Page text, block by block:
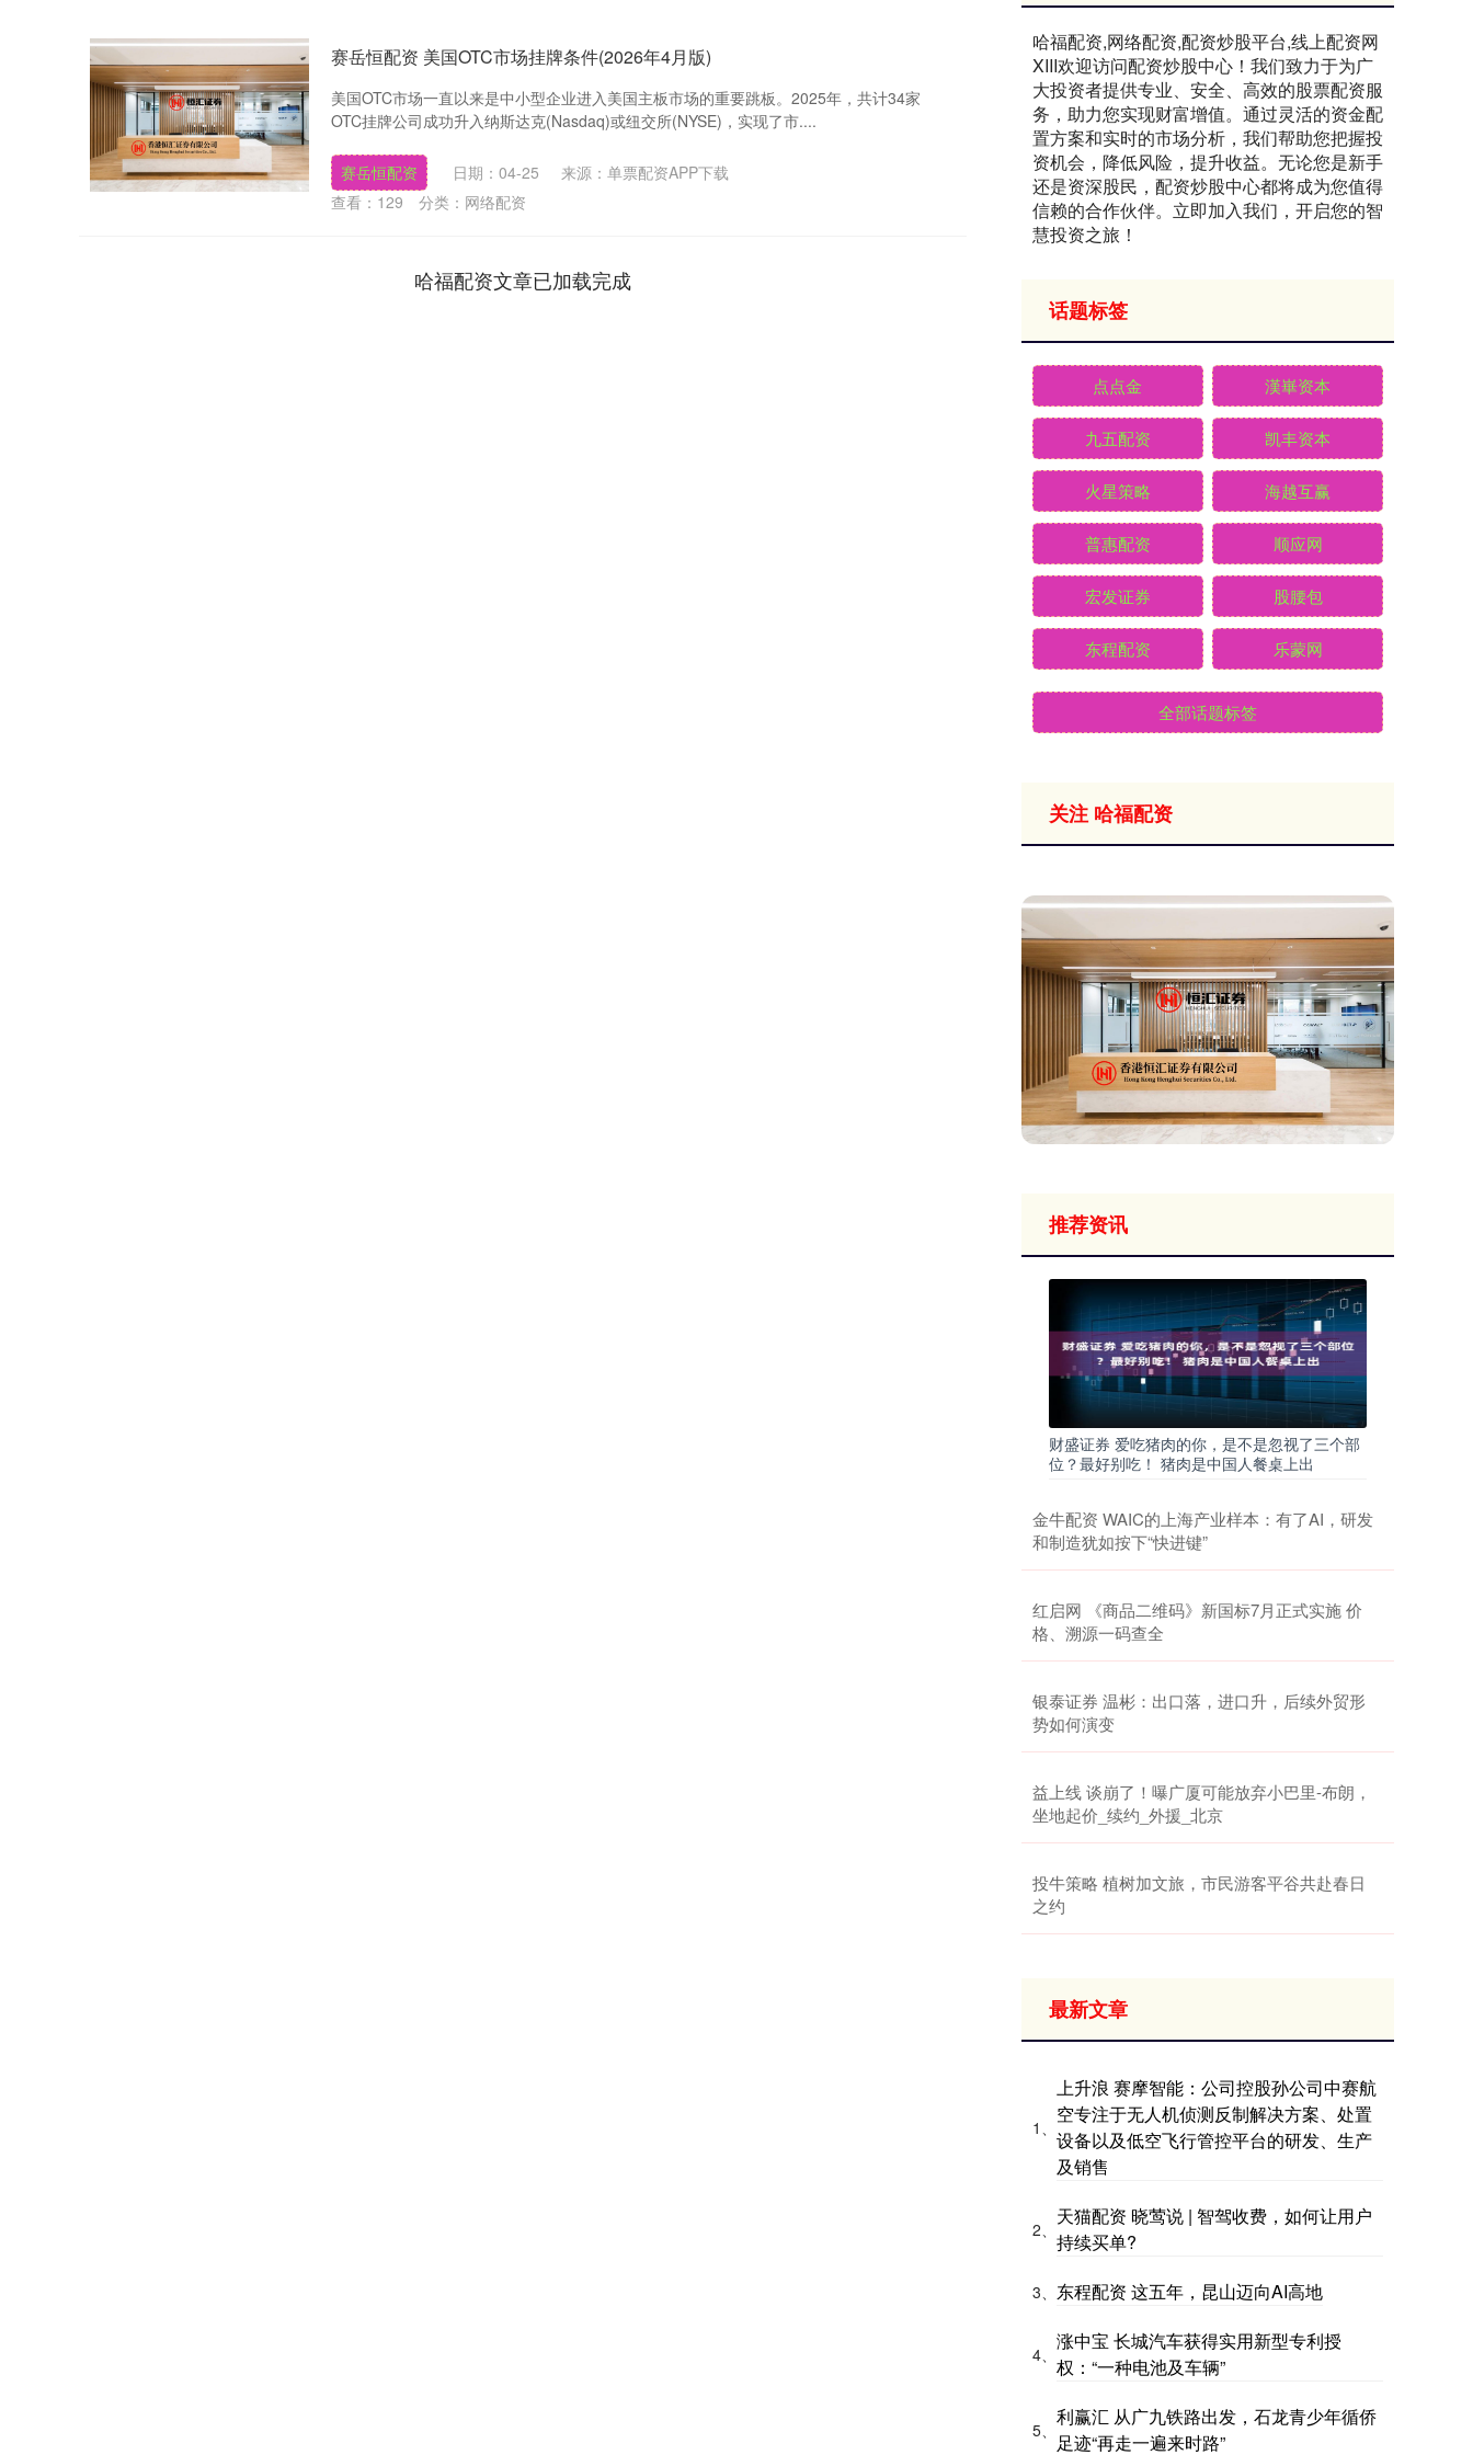
赛岳恒配资 美国OTC市场挂牌条件(2026年4月版)
美国OTC市场一直以来是中小型企业进入美国主板市场的重要跳板。2025年，共计34家
OTC挂牌公司成功升入纳斯达克(Nasdaq)或纽交所(NYSE)，实现了市....
赛岳恒配资 日期：04-25
来源：单票配资APP下载
查看： 129 分类： 网络配资
哈福配资文章已加载完成
哈福配资,网络配资,配资炒股平台,线上配资网
XIII‌欢迎访问配资炒股中心！我们致力于为广
大投资者提供专业、安全、高效的股票配资服
务，助力您实现财富增值。通过灵活的资金配
置方案和实时的市场分析，我们帮助您把握投
资机会，降低风险，提升收益。无论您是新手
还是资深股民，配资炒股中心都将成为您值得
信赖的合作伙伴。立即加入我们，开启您的智
慧投资之旅！
话题标签
点点金 漢崋资本
九五配资 凯丰资本
火星策略 海越互赢
普惠配资 顺应网
宏发证券 股腰包
东程配资 乐蒙网
全部话题标签
关注 哈福配资
推荐资讯
财盛证券 爱吃猪肉的你，是不是忽视了三个部
位？最好别吃！ 猪肉是中国人餐桌上出
金牛配资 WAIC的上海产业样本：有了AI，研发
和制造犹如按下“快进键”
红启网 《商品二维码》新国标7月正式实施 价
格、溯源一码查全
银泰证券 温彬：出口落，进口升，后续外贸形
势如何演变
益上线 谈崩了！曝广厦可能放弃小巴里-布朗，
坐地起价_续约_外援_北京
投牛策略 植树加文旅，市民游客平谷共赴春日
之约
最新文章
1、
上升浪 赛摩智能：公司控股孙公司中赛航
空专注于无人机侦测反制解决方案、处置
设备以及低空飞行管控平台的研发、生产
及销售
2、
天猫配资 晓莺说 | 智驾收费，如何让用户
持续买单?
3、 东程配资 这五年，昆山迈向AI高地
4、
涨中宝 长城汽车获得实用新型专利授
权：“一种电池及车辆”
5、
利赢汇 从广九铁路出发，石龙青少年循侨
足迹“再走一遍来时路”